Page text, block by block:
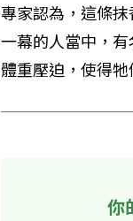
專家認為，這條
一幕的人當中，
體重壓迫，使得
你